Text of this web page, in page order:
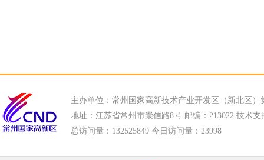
主办单位：常州国家高新技术产业开发区（新北区）
地址：江苏省常州市崇信路8号 邮编：213022 技术支
总访问量： 132525849 今日访问量： 23998